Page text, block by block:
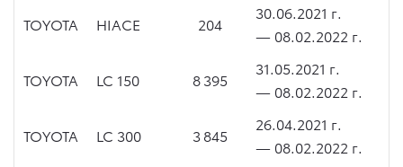
TOYOTA HIACE 204
30.06.2021 г.
— 08.02.2022 г.
TOYOTA LC 150 8 395
31.05.2021 г.
— 08.02.2022 г.
TOYOTA LC 300 3 845
26.04.2021 г.
— 08.02.2022 г.